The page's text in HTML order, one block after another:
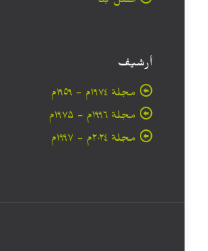
أرشيف
مجلة ۱۹۷٤م - ١٩٥٩م
مجلة ۱۹۹٦م - ۱۹۷۵م
مجلة ۲۰۲٤م - ۱۹۹۷م